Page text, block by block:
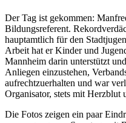
Der Tag ist gekommen:
Bildungsreferent.
hauptamtlich für den
Arbeit hat er Kinder und
Mannheim darin unterstützt
Anliegen einzustehen,
aufrechtzuerhalten und war
Organisator, stets mit Herzblut
Die Fotos zeigen ein paar